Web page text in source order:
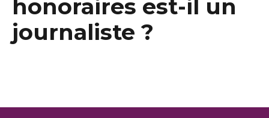
honoraires est-il un
journaliste ?